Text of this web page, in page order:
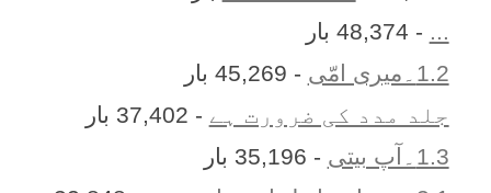
... - 48,374 بار
1.2۔میری امّی
- 45,269 بار
جلد مدد کی ضرورت ہے - 37,402 بار
1.3۔آپ بیتی
- 35,196 بار